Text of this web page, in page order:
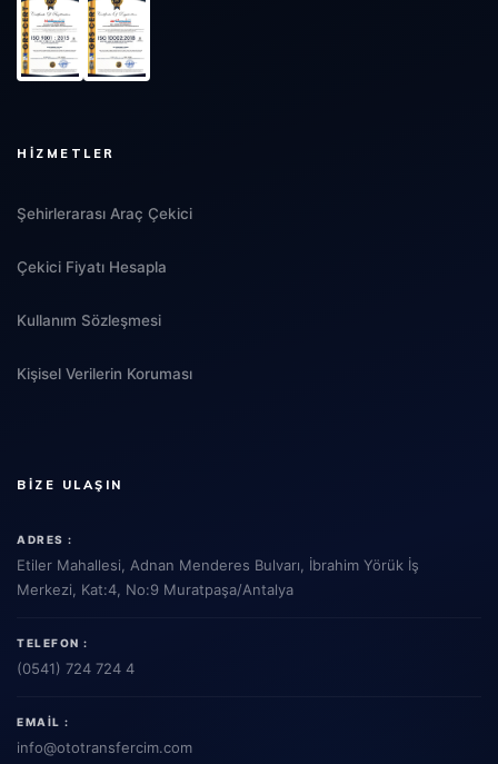
HIZMETLER
Şehirlerarası Araç Çekici
Çekici Fiyatı Hesapla
Kullanım Sözleşmesi
Kişisel Verilerin Koruması
BIZE ULAŞIN
ADRES :
Etiler Mahallesi, Adnan Menderes Bulvarı, İbrahim Yörük İş
Merkezi, Kat:4, No:9 Muratpaşa/Antalya
TELEFON :
(0541) 724 724 4
EMAIL :
info@ototransfercim.com